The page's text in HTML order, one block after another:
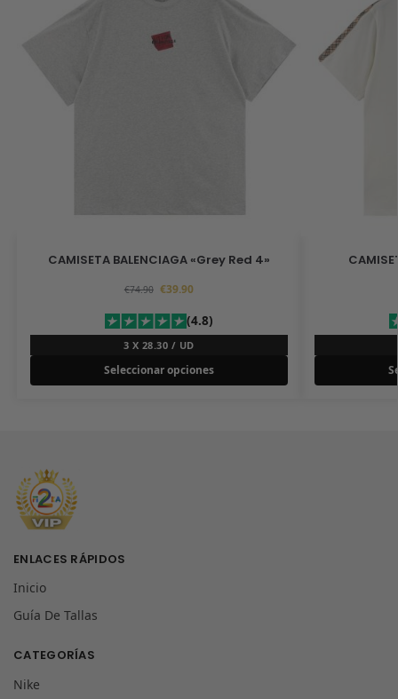
CAMISETA BALENCIAGA «Grey Red 4»
€74.90 €39.90
(4.8)
3 X 28.30 / UD
Seleccionar opciones
ENLACES RÁPIDOS
Inicio
Guía De Tallas
CATEGORÍAS
Nike